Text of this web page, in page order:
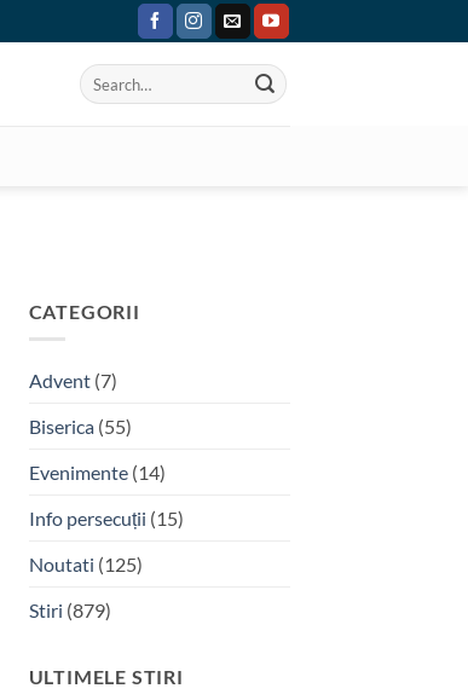
CATEGORII
Advent(7)
Biserica(55)
Evenimente(14)
Info persecuții (15)
Noutati (125)
Stiri (879)
ULTIMELE STIRI